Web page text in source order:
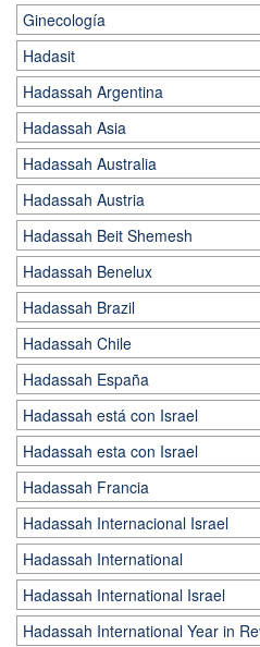
Ginecología
Hadasit
Hadassah Argentina
Hadassah Asia
Hadassah Australia
Hadassah Austria
Hadassah Beit Shemesh
Hadassah Benelux
Hadassah Brazil
Hadassah Chile
Hadassah España
Hadassah está con Israel
Hadassah esta con Israel
Hadassah Francia
Hadassah Internacional Israel
Hadassah International
Hadassah International Israel
Hadassah International Year in